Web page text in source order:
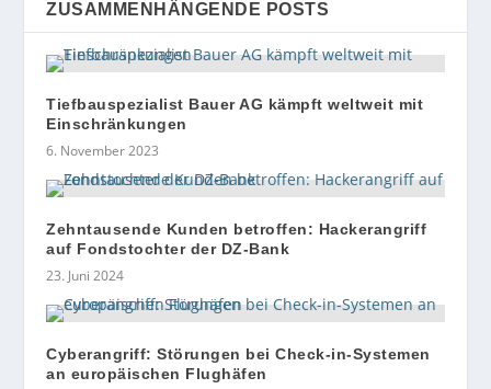
ZUSAMMENHÄNGENDE POSTS
Tiefbauspezialist Bauer AG kämpft weltweit mit
Einschränkungen
6. November 2023
Zehntausende Kunden betroffen: Hackerangriff
auf Fondstochter der DZ-Bank
23. Juni 2024
Cyberangriff: Störungen bei Check-in-Systemen
an europäischen Flughäfen